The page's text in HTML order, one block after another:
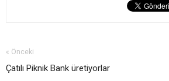
« Önceki
Çatılı Piknik Bank üretiyorlar